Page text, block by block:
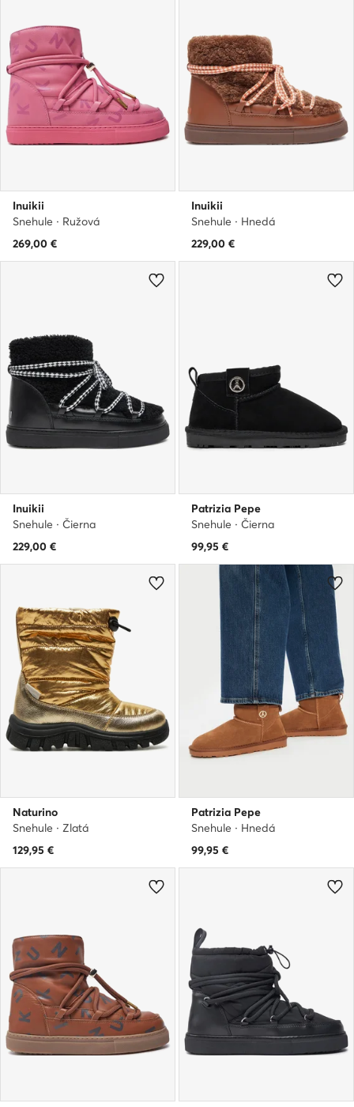
Inuikii
Snehule · Ružová
269,00 €
Inuikii
Snehule · Hnedá
229,00 €
Inuikii
Snehule · Čierna
229,00 €
Patrizia Pepe
Snehule · Čierna
99,95 €
Naturino
Snehule · Zlatá
129,95 €
Patrizia Pepe
Snehule · Hnedá
99,95 €